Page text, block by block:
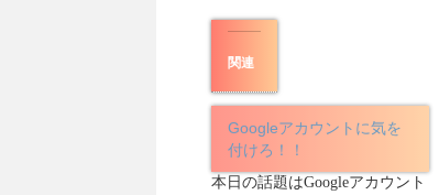
関連
Googleアカウントに気を
付けろ！！
本日の話題はGoogleアカウント